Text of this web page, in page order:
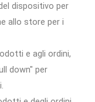
dispositivo per
allo store per i
e agli ordini,
down" per